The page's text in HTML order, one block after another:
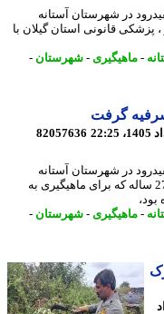
در شهرستان آستانه
قانونی استان گیلان با
ماهیگیری- شهرستان-
گرفت
82057636
در شهرستان آستانه
بود، غرق شد. - رشت- ایرنا- یک مرد 27 ساله که برای ماهیگیری به
ماهیگیری- شهرستان-